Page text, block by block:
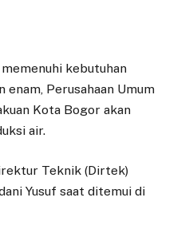
memenuhi kebutuhan
enam, Perusahaan Umum
Kota Bogor akan
air.
Teknik (Dirtek)
Yusuf saat ditemui di